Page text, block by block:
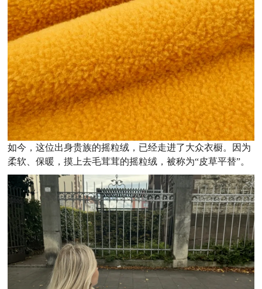
如今，这位出身贵族的摇粒绒，已经走进了大众衣橱。 因为
柔软、保暖，摸上去毛茸茸的摇粒绒，被称为“皮草平替”。